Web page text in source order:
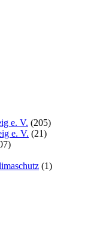
e. V. (205)
e. V. (21)
(1)